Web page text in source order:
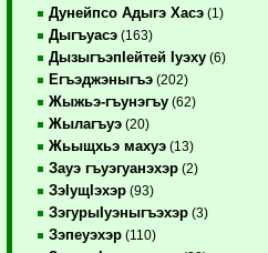
Дунейпсо Адыгэ Хасэ (1)
Дыгъуасэ (163)
ДызыгъэпIейтей Iуэху (6)
Егъэджэныгъэ (202)
Жыжьэ-гъунэгъу (62)
Жылагъуэ (20)
Жьыщхьэ махуэ (13)
Зауэ гъуэгуанэхэр (2)
ЗэIущIэхэр (93)
ЗэгурыIуэныгъэхэр (3)
Зэпеуэхэр (110)